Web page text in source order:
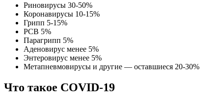
Риновирусы 30-50%
Коронавирусы 10-15%
Грипп 5-15%
РСВ 5%
Парагрипп 5%
Аденовирус менее 5%
Энтеровирус менее 5%
Метапневмовирусы и другие — оставшиеся 20-30%
Что такое COVID-19